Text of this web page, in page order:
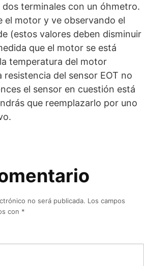
dos terminales con un óhmetro.
el motor y ve observando el
(estos valores deben disminuir
que el motor se está
temperatura del motor
resistencia del sensor EOT no
el sensor en cuestión está
que reemplazarlo por uno
no será publicada. Los campos
con *